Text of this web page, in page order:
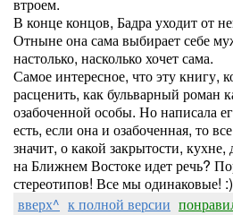
В конце концов, Бадра уходит от
Отныне она сама выбирает себе
настолько, насколько хочет сама.
Самое интересное, что эту
расценить, как бульварный роман
озабоченной особы. Но написала
есть, если она и озабоченная, то
значит, о какой закрытости, кухне,
на Ближнем Востоке идет речь?
стереотипов! Все мы одинаковые! :)
вверх^ к полной версии